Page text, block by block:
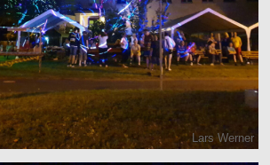
Lars Werner